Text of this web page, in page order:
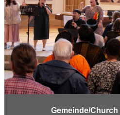
Gemeinde/Church